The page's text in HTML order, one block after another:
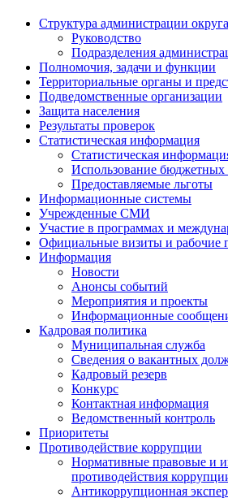
Структура администрации округа
Руководство
Подразделения
Полномочия, задачи и функции
Территориальные органы и
Подведомственные организации
Защита населения
Результаты проверок
Статистическая информация
Статистическая
Использование бюджетных
Предоставляемые льготы
Информационные системы
Учрежденные СМИ
Участие в программах и
Официальные визиты и рабочие
Информация
Новости
Анонсы событий
Мероприятия и проекты
Информационные
Кадровая политика
Муниципальная служба
Сведения о вакантных
Кадровый резерв
Конкурс
Контактная информация
Ведомственный контроль
Приоритеты
Противодействие коррупции
Нормативные правовые и
противодействия
Антикоррупционная